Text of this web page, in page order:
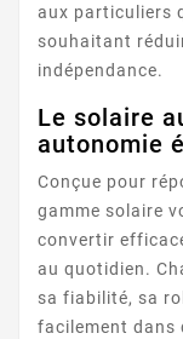
aux particuliers
souhaitant
indépendance.
Le solaire
autonomie
Conçue pour
gamme solaire
convertir
au quotidien.
sa fiabilité, sa
facilement dans